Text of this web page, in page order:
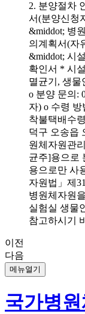
2. 분양절차
서(분양신청
&middot; 병
의계획서(자
&middot; 시
확인서 * 시
멸균기, 생물
o 분양 문의:
자) o 수령
착불택배수
덕구 오송읍
원체자원관
균주]용으로
용으로만 사
자원법」제
병원체자원
실험실 생물
참고하시기
이전
다음
메뉴열기
국가병